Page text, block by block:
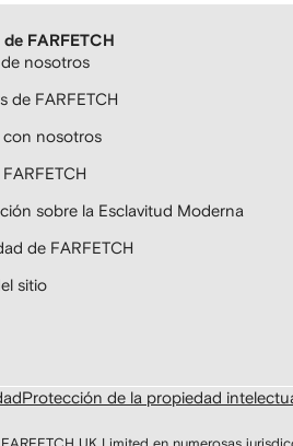
FARFETCH
nosotros
de FARFETCH
con nosotros
sobre la Esclavitud Moderna
de FARFETCH
sitio
Protección de la propiedad